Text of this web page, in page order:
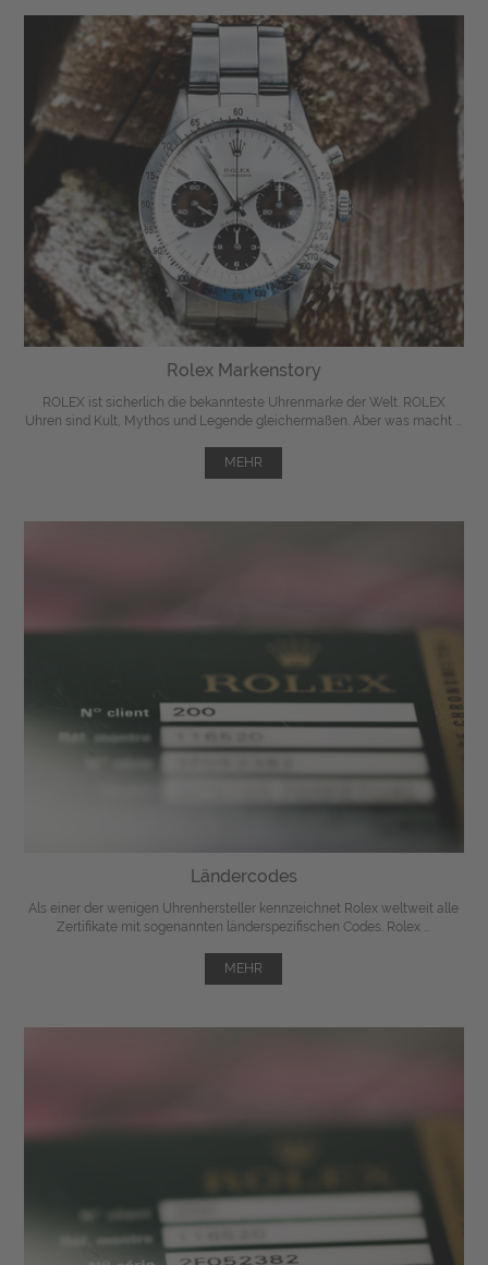
Rolex Markenstory
ROLEX ist sicherlich die bekannteste Uhrenmarke der Welt. ROLEX
Uhren sind Kult, Mythos und Legende gleichermaßen. Aber was macht ...
MEHR
Ländercodes
Als einer der wenigen Uhrenhersteller kennzeichnet Rolex weltweit alle
Zertifikate mit sogenannten länderspezifischen Codes. Rolex ...
MEHR